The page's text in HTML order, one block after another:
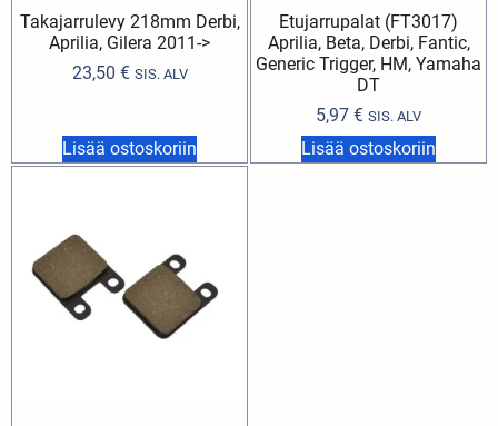
Takajarrulevy 218mm Derbi,
Aprilia, Gilera 2011->
23,50 € SIS. ALV
Lisää ostoskoriin
Etujarrupalat (FT3017)
Aprilia, Beta, Derbi, Fantic,
Generic Trigger, HM, Yamaha
DT
5,97 € SIS. ALV
Lisää ostoskoriin